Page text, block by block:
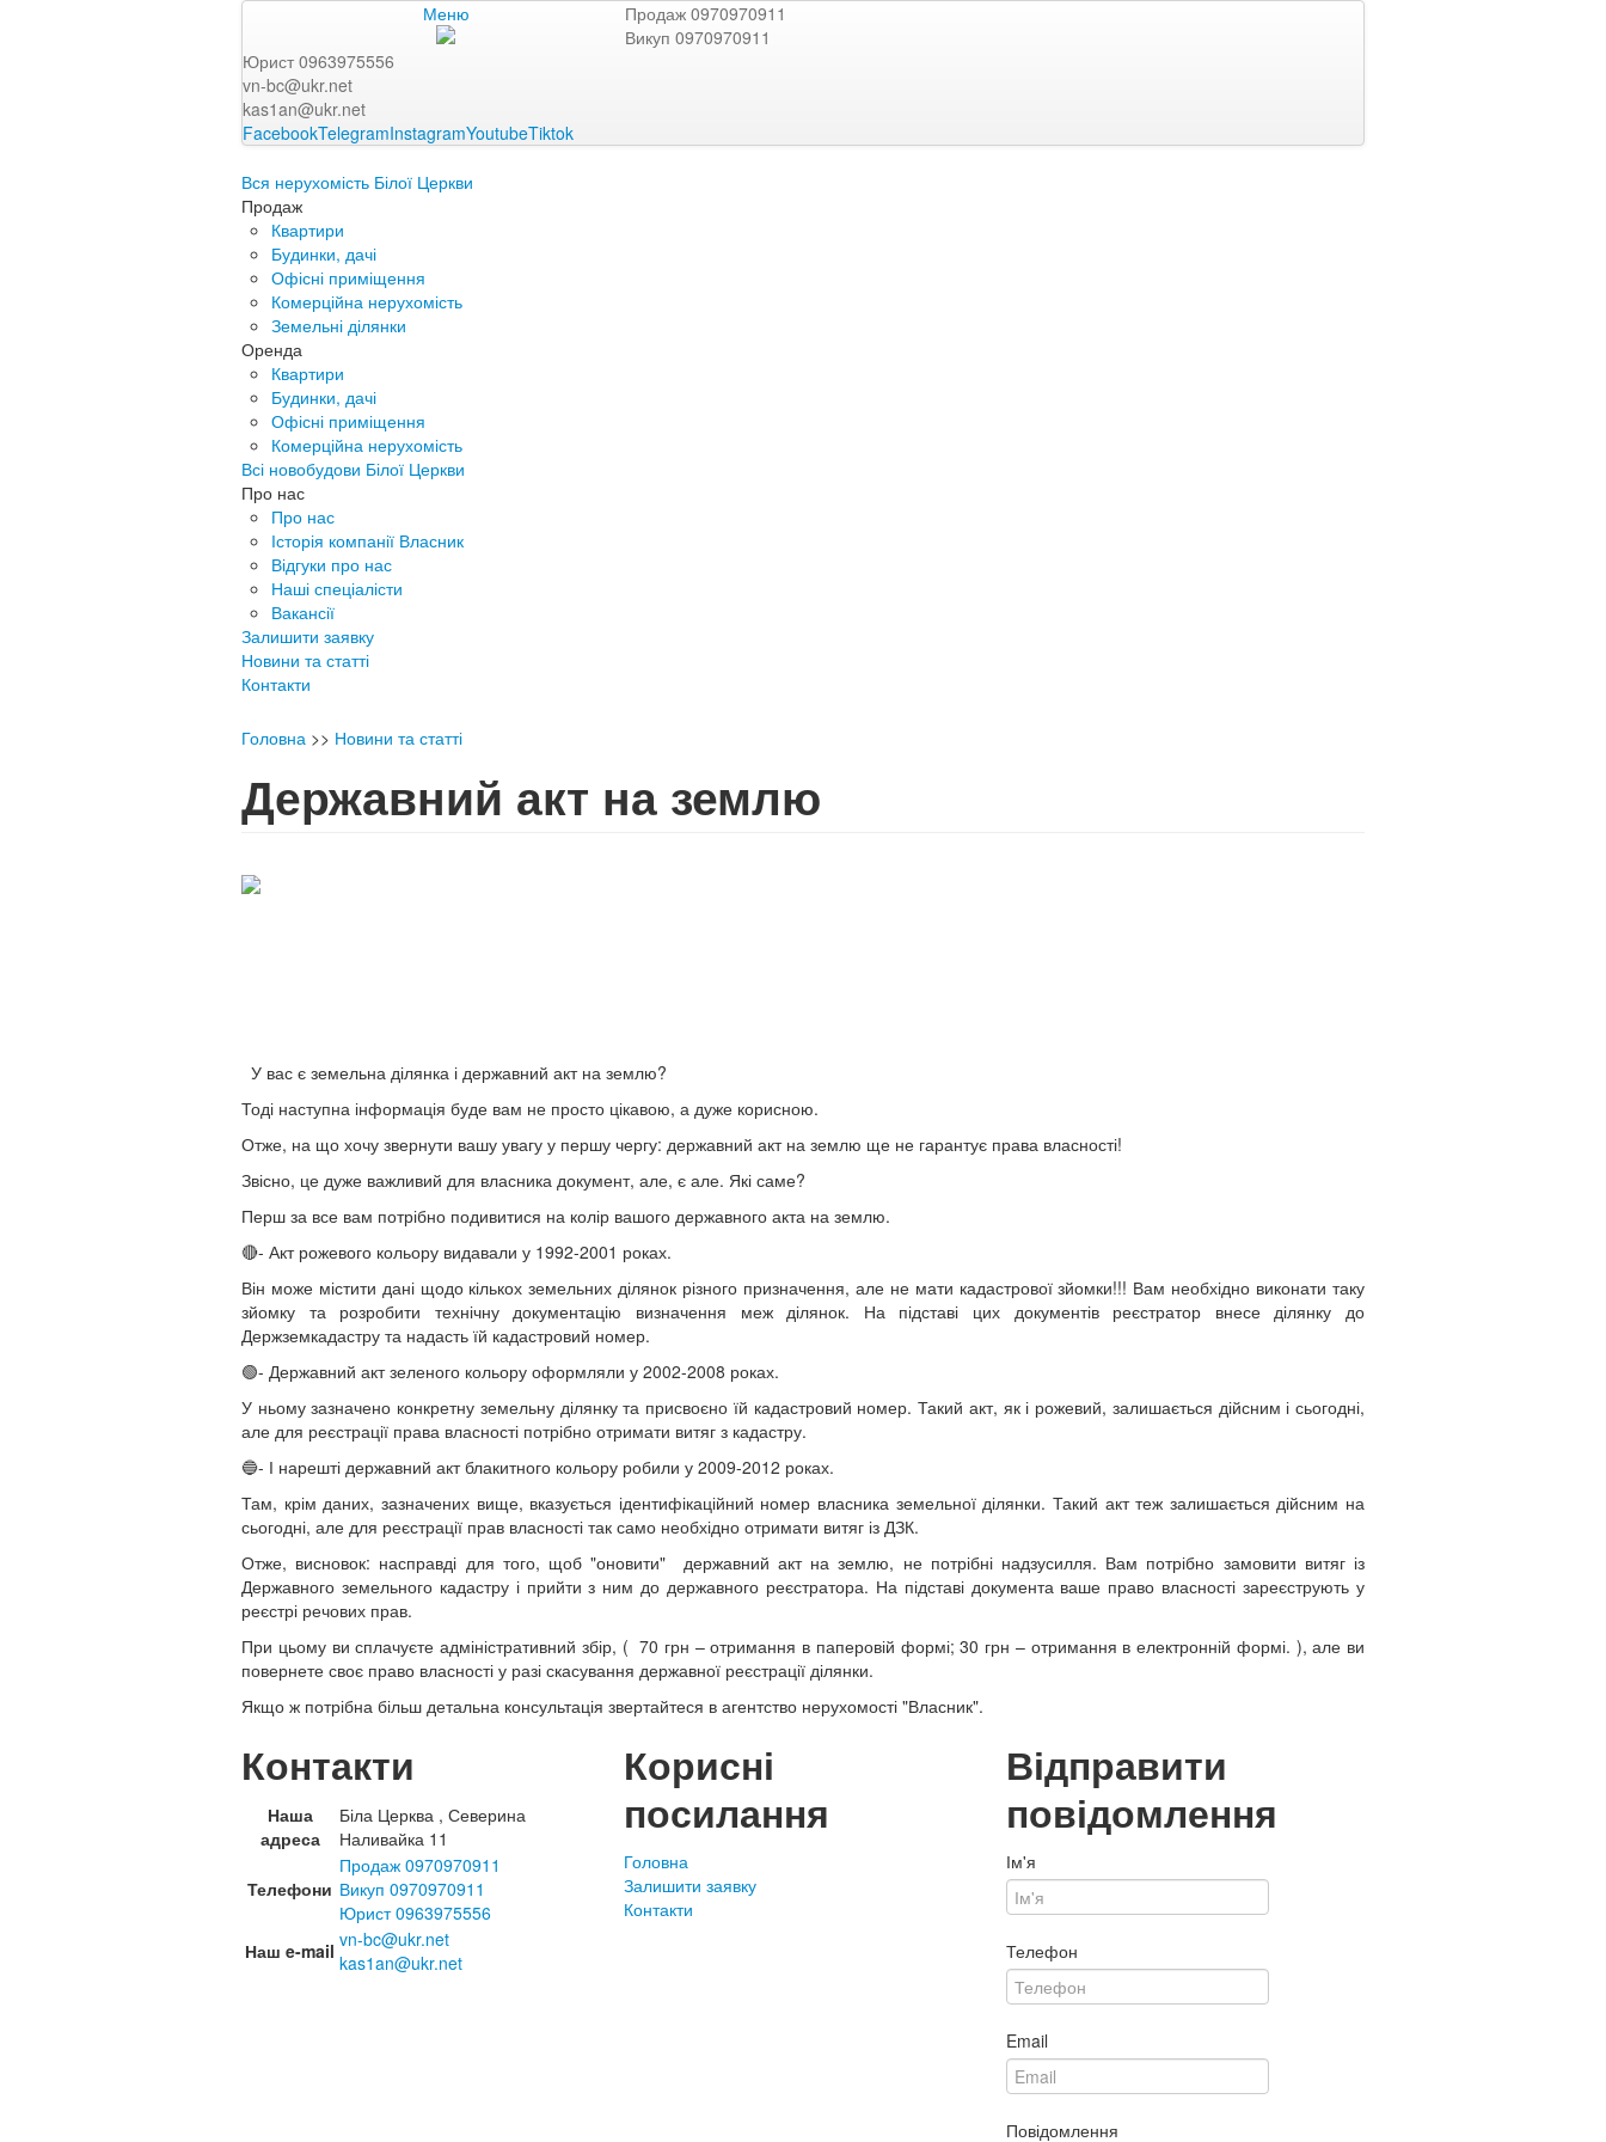
Меню
Продаж 0970970911
Викуп 0970970911
Юрист 0963975556
vn-bc@ukr.net
kas1an@ukr.net
FacebookTelegramInstagramYoutubeTiktok
Вся нерухомість Білої Церкви
Продаж
Квартири
Будинки, дачі
Офісні приміщення
Комерційна нерухомість
Земельні ділянки
Оренда
Квартири
Будинки, дачі
Офісні приміщення
Комерційна нерухомість
Всі новобудови Білої Церкви
Про нас
Про нас
Історія компанії Власник
Відгуки про нас
Наші спеціалісти
Вакансії
Залишити заявку
Новини та статті
Контакти
Головна >> Новини та статті
Державний акт на землю
У вас є земельна ділянка і державний акт на землю?
Тоді наступна інформація буде вам не просто цікавою, а дуже корисною.
Отже, на що хочу звернути вашу увагу у першу чергу: державний акт на землю ще не гарантує права власності!
Звісно, це дуже важливий для власника документ, але, є але. Які саме?
Перш за все вам потрібно подивитися на колір вашого державного акта на землю.
🔴- Акт рожевого кольору видавали у 1992-2001 роках.
Він може містити дані щодо кількох земельних ділянок різного призначення, але не мати кадастрової зйомки!!! Вам необхідно виконати таку
зйомку та розробити технічну документацію визначення меж ділянок. На підставі цих документів реєстратор внесе ділянку до
Держземкадастру та надасть їй кадастровий номер.
🟢- Державний акт зеленого кольору оформляли у 2002-2008 роках.
У ньому зазначено конкретну земельну ділянку та присвоєно їй кадастровий номер. Такий акт, як і рожевий, залишається дійсним і сьогодні,
але для реєстрації права власності потрібно отримати витяг з кадастру.
🔵- І нарешті державний акт блакитного кольору робили у 2009-2012 роках.
Там, крім даних, зазначених вище, вказується ідентифікаційний номер власника земельної ділянки. Такий акт теж залишається дійсним на
сьогодні, але для реєстрації прав власності так само необхідно отримати витяг із ДЗК.
Отже, висновок: насправді для того, щоб "оновити" державний акт на землю, не потрібні надзусилля. Вам потрібно замовити витяг із
Державного земельного кадастру і прийти з ним до державного реєстратора. На підставі документа ваше право власності зареєструють у
реєстрі речових прав.
При цьому ви сплачуєте адміністративний збір, ( 70 грн – отримання в паперовій формі; 30 грн – отримання в електронній формі. ), але ви
повернете своє право власності у разі скасування державної реєстрації ділянки.
Якщо ж потрібна більш детальна консультація звертайтеся в агентство нерухомості "Власник".
Контакти
Наша
адреса
Біла Церква , Северина
Наливайка 11
Телефони
Продаж 0970970911
Викуп 0970970911
Юрист 0963975556
Наш e-mail vn-bc@ukr.net
kas1an@ukr.net
Корисні
посилання
Головна
Залишити заявку
Контакти
Відправити
повідомлення
Ім'я
Телефон
Email
Повідомлення